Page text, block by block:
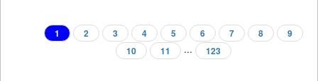
1 2 3 4 5 6 7 8
9
10
11 ... 123